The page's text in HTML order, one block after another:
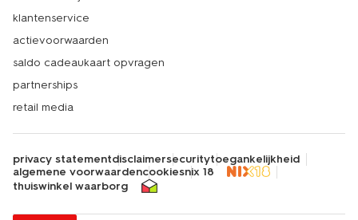
klantenservice
actievoorwaarden
saldo cadeaukaart opvragen
partnerships
retail media
privacy statementdisclaimersecuritytoegankelijkheid
algemene voorwaardencookiesnix 18
thuiswinkel waarborg